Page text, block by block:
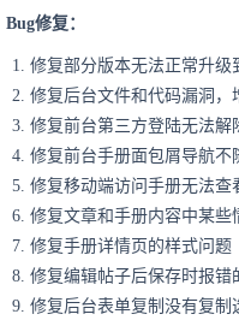
Bug修复：
修复部分版本无法正常升级
修复后台文件和代码漏洞，
修复前台第三方登陆无法解
修复前台手册面包屑导航不
修复移动端访问手册无法查
修复文章和手册内容中某
修复手册详情页的样式问题
修复编辑帖子后保存时报错
修复后台表单复制没有复制